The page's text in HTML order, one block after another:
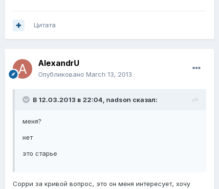
Цитата
AlexandrU
Опубликовано March 13, 2013
В 12.03.2013 в 22:04, nadson сказал:
меня?
нет
это старье
Сорри за кривой вопрос, это он меня интересует, хочу